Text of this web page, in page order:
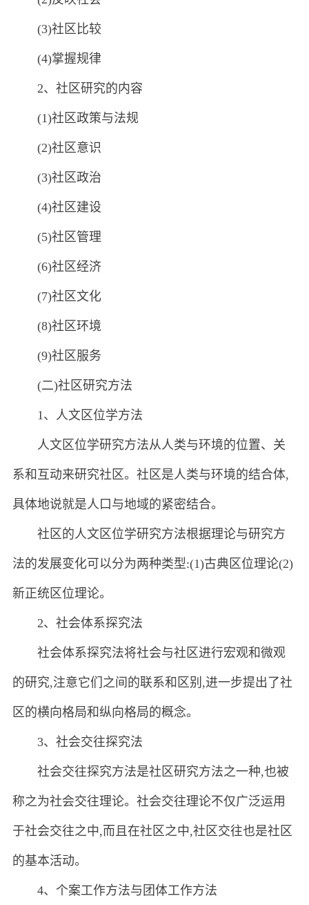
(3)社区比较
(4)掌握规律
2、社区研究的内容
(1)社区政策与法规
(2)社区意识
(3)社区政治
(4)社区建设
(5)社区管理
(6)社区经济
(7)社区文化
(8)社区环境
(9)社区服务
(二)社区研究方法
1、人文区位学方法
人文区位学研究方法从人类与环境的位置、关
系和互动来研究社区。社区是人类与环境的结合体,
具体地说就是人口与地域的紧密结合。
社区的人文区位学研究方法根据理论与研究方
法的发展变化可以分为两种类型:(1)古典区位理论(2)
新正统区位理论。
2、社会体系探究法
社会体系探究法将社会与社区进行宏观和微观
的研究,注意它们之间的联系和区别,进一步提出了社
区的横向格局和纵向格局的概念。
3、社会交往探究法
社会交往探究方法是社区研究方法之一种,也被
称之为社会交往理论。社会交往理论不仅广泛运用
于社会交往之中,而且在社区之中,社区交往也是社区
的基本活动。
4、个案工作方法与团体工作方法